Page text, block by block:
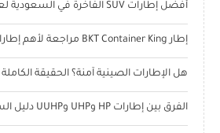
أفضل إطارات SUV الفاخرة في السعودية لعام 2026
إطار BKT Container King مراجعة لأهم إطارات معدات الموانئ
هل الإطارات الصينية آمنة؟ الحقيقة
الفرق بين إطارات HP وUHP وUUHP دليل السائق العربي لعام 2026